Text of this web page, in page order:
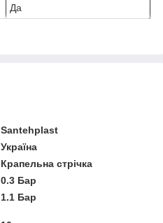
Да
Santehplast
Україна
Крапельна стрічка
0.3 Бар
1.1 Бар